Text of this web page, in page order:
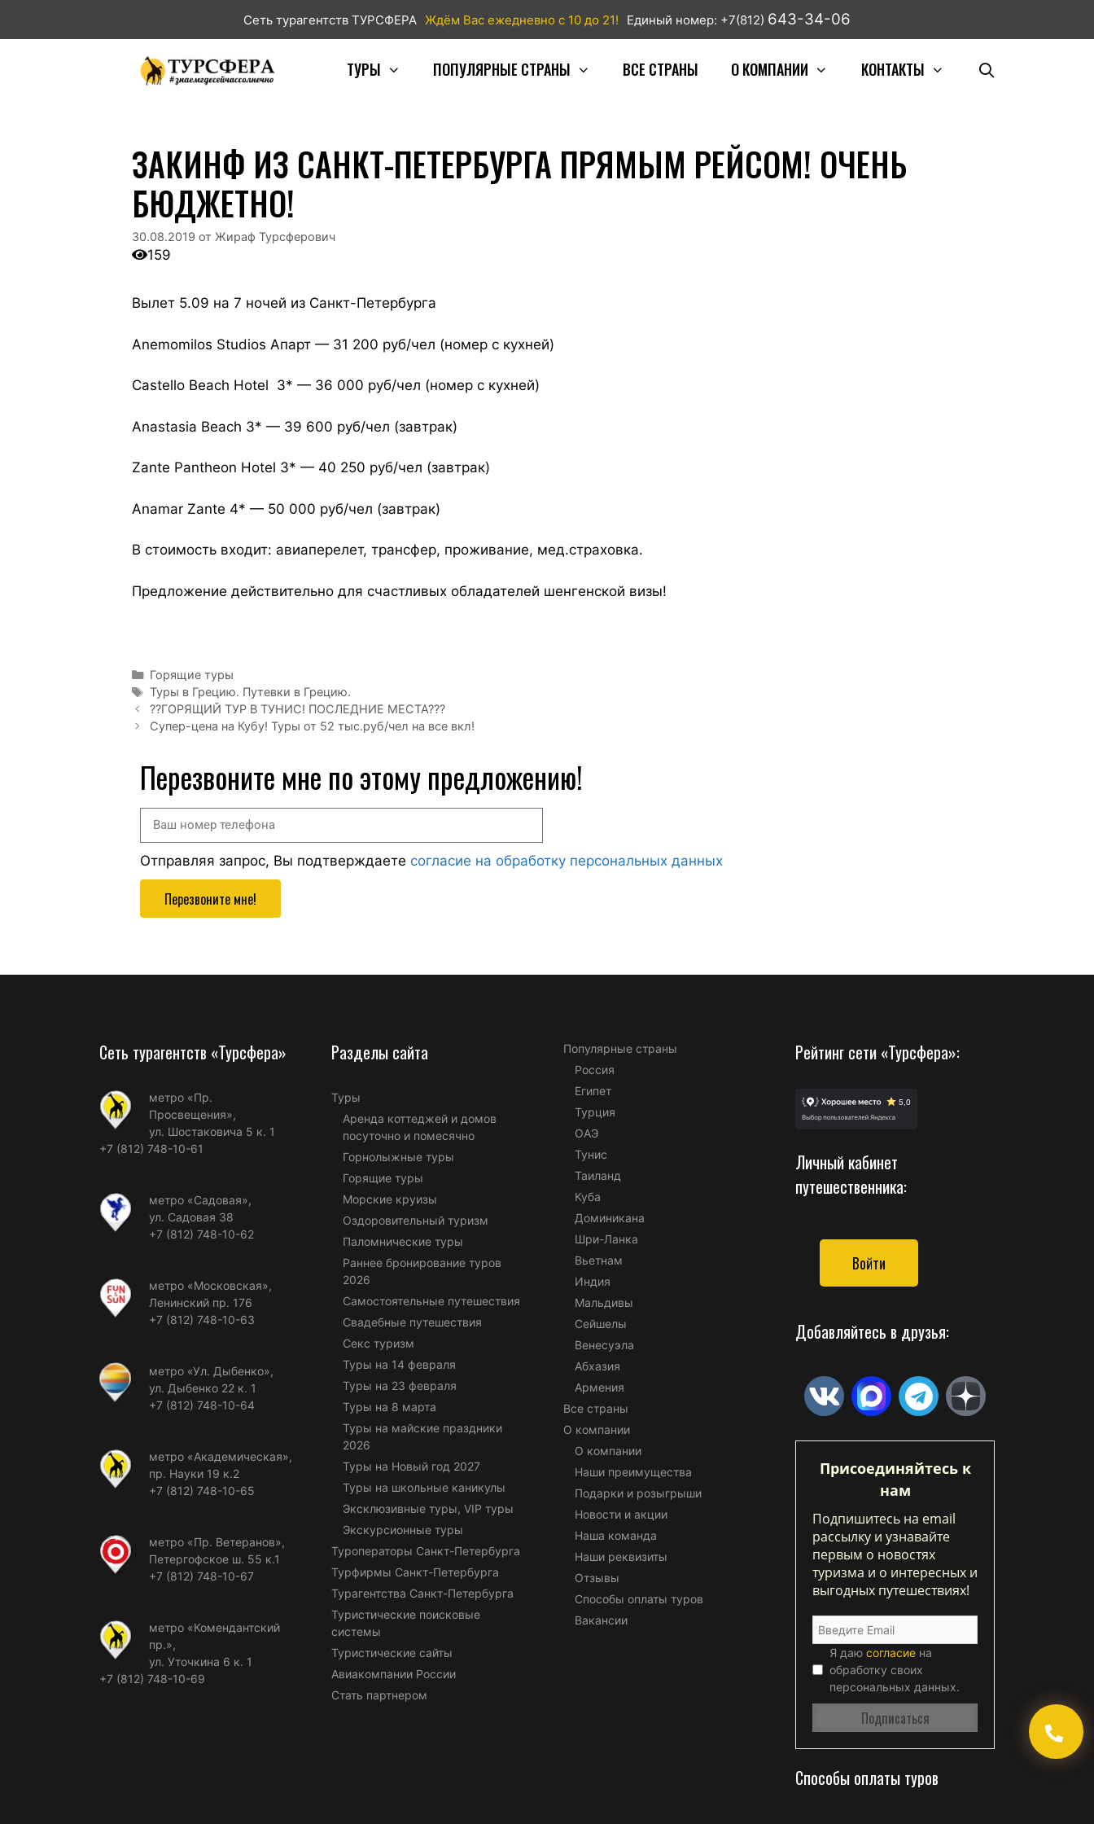
Сеть турагентств ТУРСФЕРА Ждём Вас ежедневно с 10 до 21! Единый номер: +7(812) 643-34-06
ТУРЫ ПОПУЛЯРНЫЕ СТРАНЫ ВСЕ СТРАНЫ О КОМПАНИИ КОНТАКТЫ
ЗАКИНФ ИЗ САНКТ-ПЕТЕРБУРГА ПРЯМЫМ РЕЙСОМ! ОЧЕНЬ
БЮДЖЕТНО!
30.08.2019 от Жираф Турсферович
159
Вылет 5.09 на 7 ночей из Санкт-Петербурга
Anemomilos Studios Апарт — 31 200 руб/чел (номер с кухней)
Castello Beach Hotel 3* — 36 000 руб/чел (номер с кухней)
Anastasia Beach 3* — 39 600 руб/чел (завтрак)
Zante Pantheon Hotel 3* — 40 250 руб/чел (завтрак)
Anamar Zante 4* — 50 000 руб/чел (завтрак)
В стоимость входит: авиаперелет, трансфер, проживание, мед.страховка.
Предложение действительно для счастливых обладателей шенгенской визы!
Горящие туры
Туры в Грецию. Путевки в Грецию.
??ГОРЯЩИЙ ТУР В ТУНИС! ПОСЛЕДНИЕ МЕСТА???
Супер-цена на Кубу! Туры от 52 тыс.руб/чел на все вкл!
Перезвоните мне по этому предложению!
Отправляя запрос, Вы подтверждаете согласие на обработку персональных данных
Перезвоните мне!
Сеть турагентств «Турсфера»
метро «Пр.
Просвещения»,
ул. Шостаковича 5 к. 1
+7 (812) 748-10-61
метро «Садовая»,
ул. Садовая 38
+7 (812) 748-10-62
метро «Московская»,
Ленинский пр. 176
+7 (812) 748-10-63
метро «Ул. Дыбенко»,
ул. Дыбенко 22 к. 1
+7 (812) 748-10-64
метро «Академическая»,
пр. Науки 19 к.2
+7 (812) 748-10-65
метро «Пр. Ветеранов»,
Петергофское ш. 55 к.1
+7 (812) 748-10-67
метро «Комендантский
пр.»,
ул. Уточкина 6 к. 1
+7 (812) 748-10-69
Разделы сайта
Туры
Аренда коттеджей и домов
посуточно и помесячно
Горнолыжные туры
Горящие туры
Морские круизы
Оздоровительный туризм
Паломнические туры
Раннее бронирование туров
2026
Самостоятельные путешествия
Свадебные путешествия
Секс туризм
Туры на 14 февраля
Туры на 23 февраля
Туры на 8 марта
Туры на майские праздники
2026
Туры на Новый год 2027
Туры на школьные каникулы
Эксклюзивные туры, VIP туры
Экскурсионные туры
Туроператоры Санкт-Петербурга
Турфирмы Санкт-Петербурга
Турагентства Санкт-Петербурга
Туристические поисковые
системы
Туристические сайты
Авиакомпании России
Стать партнером
Популярные страны
Россия
Египет
Турция
ОАЭ
Тунис
Таиланд
Куба
Доминикана
Шри-Ланка
Вьетнам
Индия
Мальдивы
Сейшелы
Венесуэла
Абхазия
Армения
Все страны
О компании
О компании
Наши преимущества
Подарки и розыгрыши
Новости и акции
Наша команда
Наши реквизиты
Отзывы
Способы оплаты туров
Вакансии
Рейтинг сети «Турсфера»:
Личный кабинет
путешественника:
Войти
Добавляйтесь в друзья:
Присоединяйтесь к
нам
Подпишитесь на email
рассылку и узнавайте
первым о новостях
туризма и о интересных и
выгодных путешествиях!
Я даю согласие на
обработку своих
персональных данных.
Способы оплаты туров